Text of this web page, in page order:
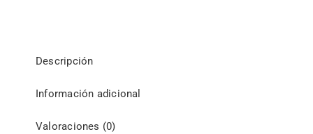
Descripción
Información adicional
Valoraciones (0)